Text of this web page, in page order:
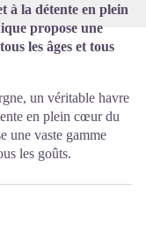
à la détente en plein
propose une
les âges et tous
un véritable havre
en plein cœur du
une vaste gamme
les goûts.